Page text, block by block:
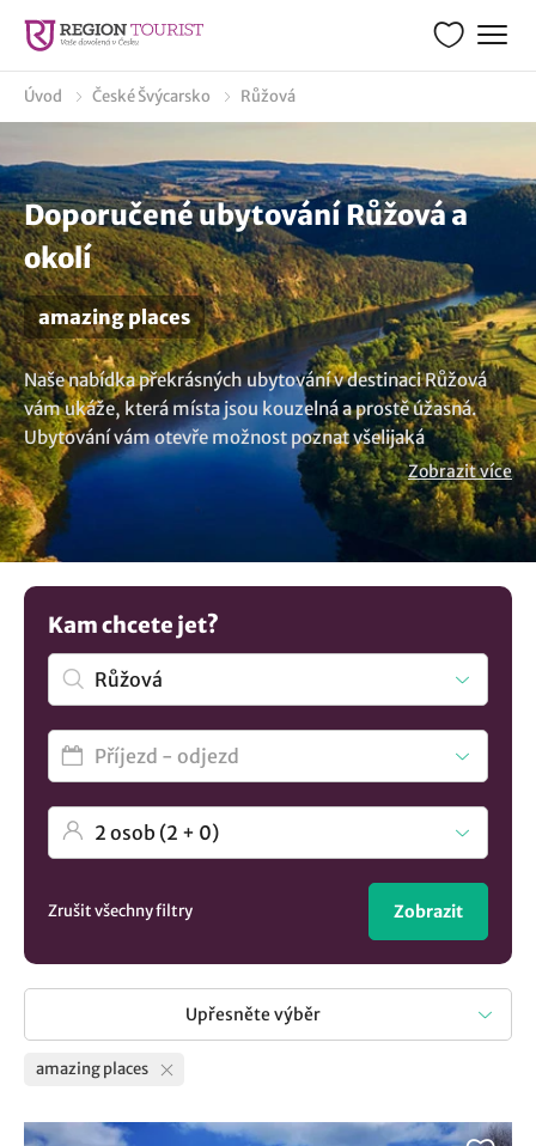
Úvod České Švýcarsko Růžová
Doporučené ubytování Růžová a
okolí
amazing places
Naše nabídka překrásných ubytování v destinaci Růžová
vám ukáže, která místa jsou kouzelná a prostě úžasná.
Ubytování vám otevře možnost poznat všelijaká
dechberoucí místa, neboli amazing places. Každý okamžik
bude plný magie a neopakovatelných zážitků. Vyberte si
úžasné ubytování a připravte se na dobrodružství.
Nenalezli jste to pravé? Objevte další možnosti
lokalitě Růžová..
Zobrazit více
Kam chcete jet?
Zrušit všechny filtry Zobrazit
Upřesněte výběr
amazing places